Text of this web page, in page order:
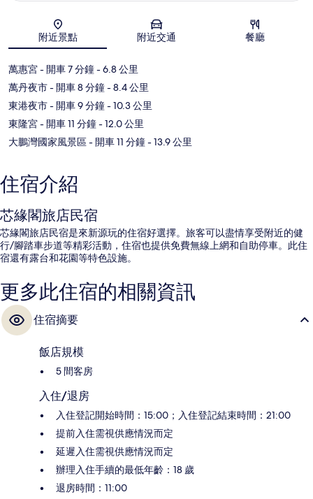
地圖
附近景點 附近交通 餐廳
萬惠宮- 開車 7 分鐘- 6.8 公里
萬丹夜市- 開車 8 分鐘- 8.4 公里
東港夜市- 開車 9 分鐘- 10.3 公里
東隆宮- 開車 11 分鐘- 12.0 公里
大鵬灣國家風景區- 開車 11 分鐘- 13.9 公里
住宿介紹
芯緣閣旅店民宿
芯緣閣旅店民宿是來新源玩的住宿好選擇。旅客可以盡情享受附近的健
行/腳踏車步道等精彩活動，住宿也提供免費無線上網和自助停車。此住
宿還有露台和花園等特色設施。
更多此住宿的相關資訊
住宿摘要
飯店規模
5 間客房
入住/退房
入住登記開始時間：15:00；入住登記結束時間：21:00
提前入住需視供應情況而定
延遲入住需視供應情況而定
辦理入住手續的最低年齡：18 歲
退房時間：11:00